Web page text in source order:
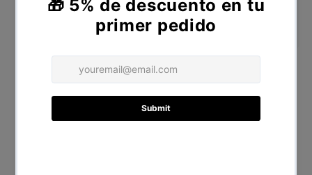
Devoluciones en 14 días— producto sin usar y
en perfecto estado
Botines Respetuosos Primeros Pasos y marcha
debutante de la marca Piruflex de color negro